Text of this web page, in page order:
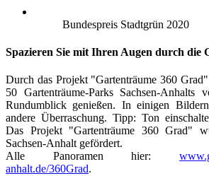
Bundespreis Stadtgrün 2020
Spazieren Sie mit Ihren Augen durch die
Durch das Projekt "Gartenträume 360
50 Gartenträume-Parks Sachsen-
Rundumblick genießen. In einigen
andere Überraschung. Tipp: Ton
Das Projekt "Gartenträume 360 Grad"
Sachsen-Anhalt gefördert.
Alle Panoramen hier:
anhalt.de/360Grad.